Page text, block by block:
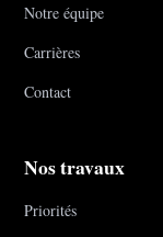
Notre équipe
Carrières
Contact
Nos travaux
Priorités